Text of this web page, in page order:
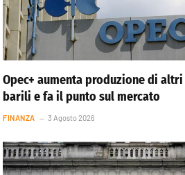
Opec+ aumenta produzione di
barili e fa il punto sul mercato
FINANZA 3 Agosto 2026